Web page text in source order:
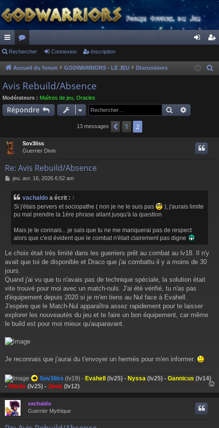
ac
co
ur
ci
or
u
m
s
ne cri
Rechercher Connexion Inscription
Accueil du forum GODWARRIORS - LE JEU Discussions
Avis Rebuild/Absence
Modérateurs : Maîtres de jeu Oracles
Répondre Rechercher
13 messages Précédent
1 2
Sov3liss
Guerrier Divin
Re: Avis Rebuild/Absence
M
jeu. avr. 16, 2026 6:52 am
vachaldo a écrit : ↑
Si j'étais pervers et sociopathe ( non je ne le suis pas
), j'aurais limite
pu mal prendre la 1ère phrase allant jusqu'à la question
Mais je te connais... je sais que tu ne me manquerai pas de respect
alors que c'est évident que le combat n'était clairement pas digne
Le choix était très limité dans les guerriers prêt au combat au lv18. Il n'y
avait que toi de disponible et Draco que j'ai combattu il y a moins de 30
jours.
Quand j'ai vu que tu n'avais pas de technique spéciale, la solution était
vite trouvé pour moi avec un match-nuls. J'ai été vérifié, tu n'as pas
d'équipement depuis 2020 si je m'en tiens au Nul face à Evahell.
J'espère que le Match-Nul apparaîtra assez rapidement pour te laisser
explorer les nouveautés du jeu et te faire un bon équipement, car même
le build est pour moi mieux qu'auparavant.
Je reconnais que j'aurai du t'envoyer un hermès pour m'en informer.
Sov3liss (lv19) - Evahell (lv25) - Nyssa (lv25) - Gannicus (lv14)
- Obelix (lv25) - Jawa (lv12)
a
vachaldo
Guerrier Mythique